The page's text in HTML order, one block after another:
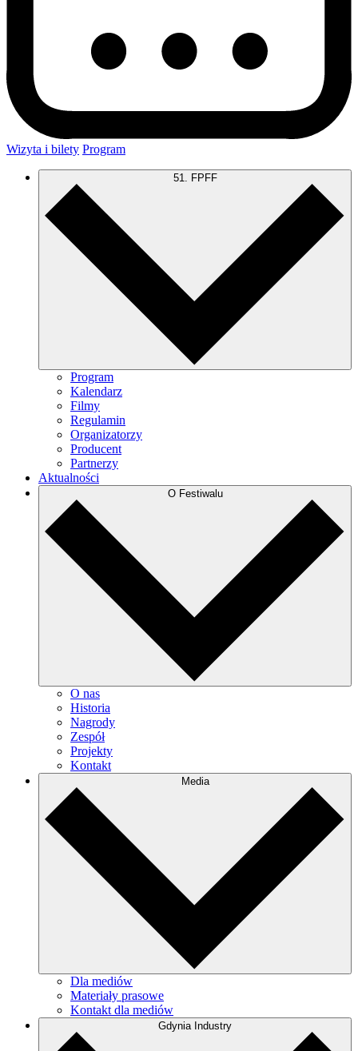
Wizyta i bilety Program
51. FPFF
Program
Kalendarz
Filmy
Regulamin
Organizatorzy
Producent
Partnerzy
Aktualności
O Festiwalu
O nas
Historia
Nagrody
Zespół
Projekty
Kontakt
Media
Dla mediów
Materiały prasowe
Kontakt dla mediów
Gdynia Industry